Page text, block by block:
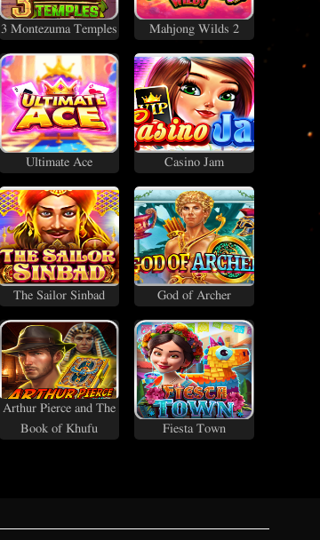
3 Montezuma Temples Mahjong Wilds 2
Ultimate Ace Casino Jam
The Sailor Sinbad God of Archer
Arthur Pierce and The
Book of Khufu
Fiesta Town